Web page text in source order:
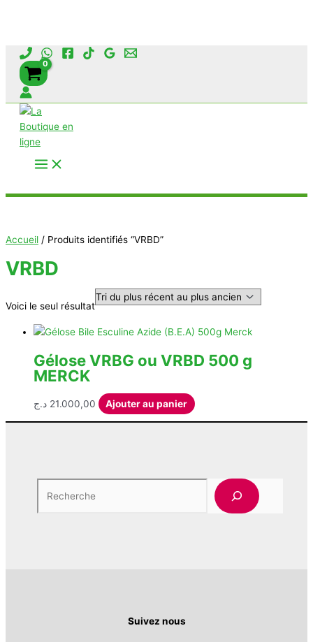
Aller
contenu
Accueil / Produits identifiés “VRBD”
VRBD
Voici le seul résultat
Gélose VRBG ou VRBD 500 g
MERCK
21.000,00 د.ج Ajouter au panier
Suivez nous